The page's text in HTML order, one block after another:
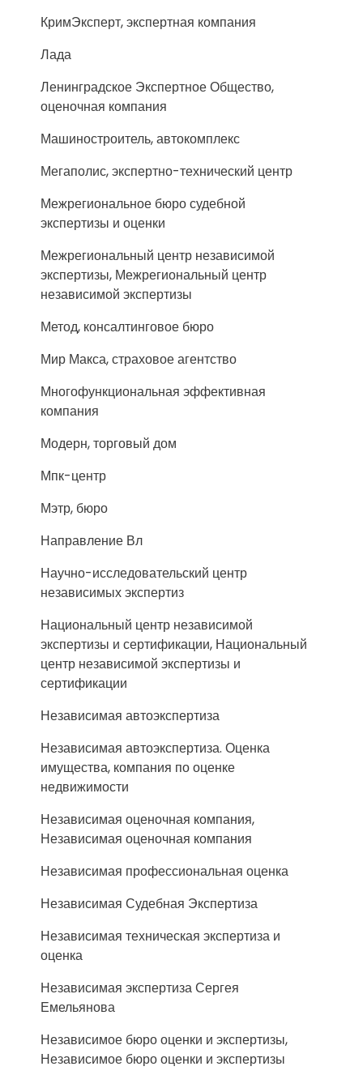
КримЭксперт, экспертная компания
Лада
Ленинградское Экспертное Общество,
оценочная компания
Машиностроитель, автокомплекс
Мегаполис, экспертно-технический центр
Межрегиональное бюро судебной
экспертизы и оценки
Межрегиональный центр независимой
экспертизы, Межрегиональный центр
независимой экспертизы
Метод, консалтинговое бюро
Мир Макса, страховое агентство
Многофункциональная эффективная
компания
Модерн, торговый дом
Мпк-центр
Мэтр, бюро
Направление Вл
Научно-исследовательский центр
независимых экспертиз
Национальный центр независимой
экспертизы и сертификации, Национальный
центр независимой экспертизы и
сертификации
Независимая автоэкспертиза
Независимая автоэкспертиза. Оценка
имущества, компания по оценке
недвижимости
Независимая оценочная компания,
Независимая оценочная компания
Независимая профессиональная оценка
Независимая Судебная Экспертиза
Независимая техническая экспертиза и
оценка
Независимая экспертиза Сергея
Емельянова
Независимое бюро оценки и экспертизы,
Независимое бюро оценки и экспертизы